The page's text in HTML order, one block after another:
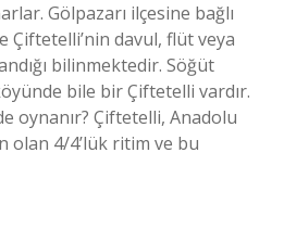
Gölpazarı ilçesine bağlı
Çiftetelli’nin davul, flüt veya
bilinmektedir. Söğüt
bile bir Çiftetelli vardır.
oynanır? Çiftetelli, Anadolu
olan 4/4’lük ritim ve bu